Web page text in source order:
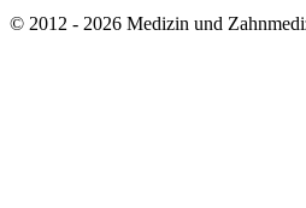
© 2012 - 2026 Medizin und